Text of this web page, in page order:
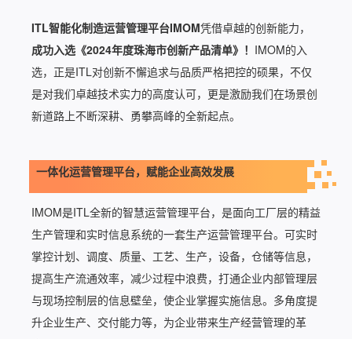
ITL智能化制造运营管理平台IMOM凭借卓越的创新能力，
成功入选《2024年度珠海市创新产品清单》！ IMOM的入
选，正是ITL对创新不懈追求与品质严格把控的硕果，不仅
是对我们卓越技术实力的高度认可，更是激励我们在场景创
新道路上不断深耕、勇攀高峰的全新起点。
一体化运营管理平台，赋能企业高效发展
IMOM是ITL全新的智慧运营管理平台，是面向工厂层的精益
生产管理和实时信息系统的一套生产运营管理平台。可实时
掌控计划、调度、质量、工艺、生产，设备，仓储等信息，
提高生产流通效率，减少过程中浪费，打通企业内部管理层
与现场控制层的信息壁垒，使企业掌握实施信息。多角度提
升企业生产、交付能力等，为企业带来生产经营管理的革